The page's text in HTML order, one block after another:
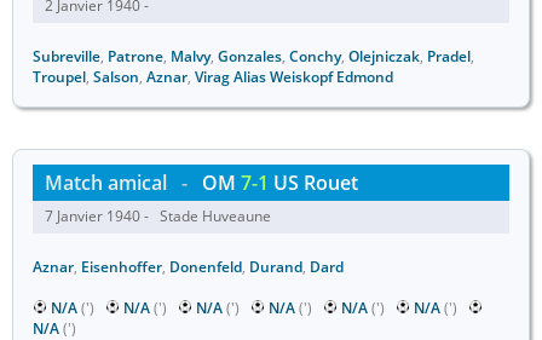
2 Janvier 1940 -
Subreville, Patrone, Malvy, Gonzales, Conchy, Olejniczak, Pradel,
Troupel, Salson, Aznar, Virag Alias Weiskopf Edmond
Match amical - OM 7-1 US Rouet
7 Janvier 1940 - Stade Huveaune
Aznar, Eisenhoffer, Donenfeld, Durand, Dard
N/A(') N/A(') N/A(') N/A(') N/A(') N/A(')
N/A(')